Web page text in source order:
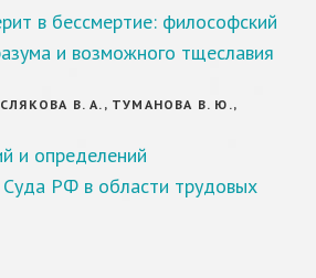
в бессмертие: философский
и возможного тщеславия
В. А., ТУМАНОВА В. Ю.,
и определений
Суда РФ в области трудовых